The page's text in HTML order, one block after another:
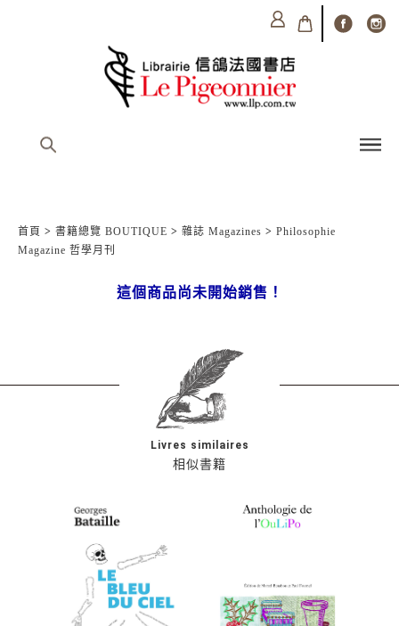
首頁 > 書籍總覽 BOUTIQUE > 雜誌 Magazines > Philosophie
Magazine 哲學月刊
這個商品尚未開始銷售！
相似書籍
Livres similaires